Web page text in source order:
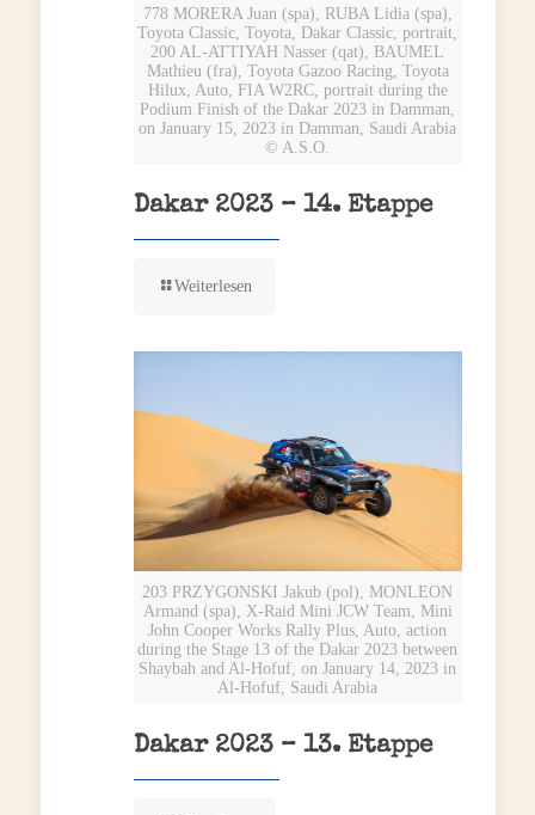
778 MORERA Juan (spa), RUBA Lidia (spa),
Toyota Classic, Toyota, Dakar Classic, portrait,
200 AL-ATTIYAH Nasser (qat), BAUMEL
Mathieu (fra), Toyota Gazoo Racing, Toyota
Hilux, Auto, FIA W2RC, portrait during the
Podium Finish of the Dakar 2023 in Damman,
on January 15, 2023 in Damman, Saudi Arabia
© A.S.O.
Dakar 2023 – 14. Etappe
Weiterlesen
203 PRZYGONSKI Jakub (pol), MONLEON
Armand (spa), X-Raid Mini JCW Team, Mini
John Cooper Works Rally Plus, Auto, action
during the Stage 13 of the Dakar 2023 between
Shaybah and Al-Hofuf, on January 14, 2023 in
Al-Hofuf, Saudi Arabia
Dakar 2023 – 13. Etappe